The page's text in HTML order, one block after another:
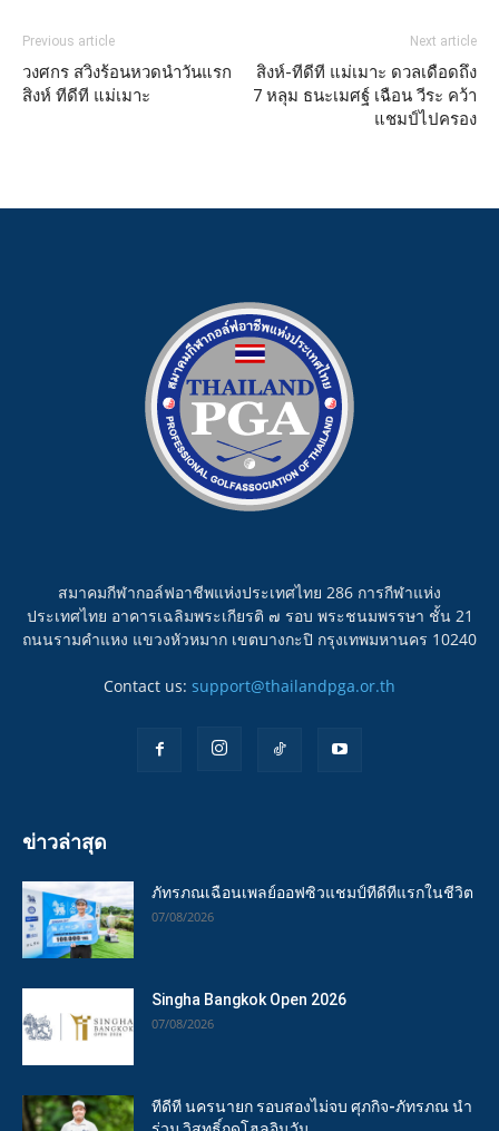
Previous article
วงศกร สวิงร้อนหวดนำวันแรก
สิงห์ ทีดีที แม่เมาะ
Next article
สิงห์-ทีดีที แม่เมาะ ดวลเดือดถึง
7 หลุม ธนะเมศฐ์ เฉือน วีระ คว้า
แชมป์ไปครอง
สมาคมกีฬากอล์ฟอาชีพแห่งประเทศไทย 286 การกีฬาแห่ง
ประเทศไทย อาคารเฉลิมพระเกียรติ ๗ รอบ พระชนมพรรษา ชั้น 21
ถนนรามคำแหง แขวงหัวหมาก เขตบางกะปิ กรุงเทพมหานคร 10240
Contact us: support@thailandpga.or.th
ข่าวล่าสุด
ภัทรภณเฉือนเพลย์ออฟซิวแชมป์ทีดีทีแรกในชีวิต
07/08/2026
Singha Bangkok Open 2026
07/08/2026
ทีดีที นครนายก รอบสองไม่จบ ศุภกิจ-ภัทรภณ นำ